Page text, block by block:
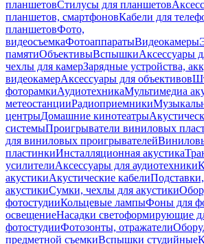
планшетовСтилусы для планшетов
планшетов, смартфоновКабели для
планшетовФото,
видеосъемкаФотоаппаратыВидеокамеры
памятиОбъективыВспышкиАксессуары
чехлы для камерЗарядные устройства,
видеокамерАксессуары для объективов
фоторамкиАудиотехникаМультимедиа
метеостанцииРадиоприемники
центрыДомашние кинотеатры
системыПроигрыватели виниловых
для виниловых проигрывателей
пластинкиИнсталляционная акустика
усилителиАксессуары для аудиотехники
акустикиАкустические кабели
акустикиСумки, чехлы для акустики
фотостудииКольцевые лампыФоны для
освещениеНасадки светоформирующие
фотостудииФотозонты, отражатели
предметной съемкиВспышки студийные